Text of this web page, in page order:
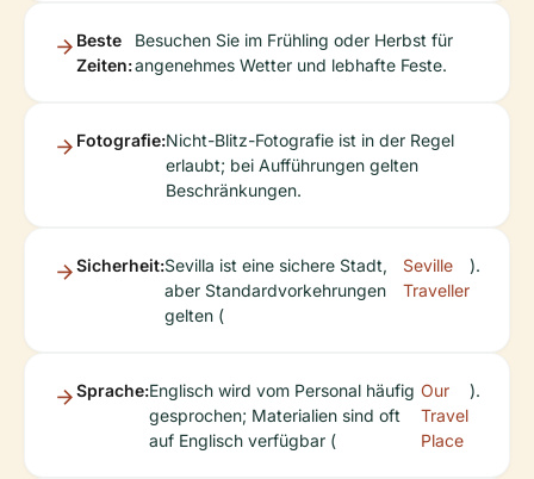
Beste
Zeiten:
Besuchen Sie im Frühling oder Herbst für
angenehmes Wetter und lebhafte Feste.
Fotografie:Nicht-Blitz-Fotografie ist in der Regel
erlaubt; bei Aufführungen gelten
Beschränkungen.
Sicherheit:Sevilla ist eine sichere Stadt,
aber Standardvorkehrungen
gelten (
Seville
Traveller
).
Sprache:Englisch wird vom Personal häufig
gesprochen; Materialien sind oft
auf Englisch verfügbar (
Our
Travel
Place
).